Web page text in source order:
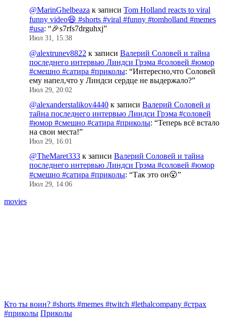
@MarinGhelbeaza к записи Tom Holland reacts to viral
funny video😆 #shorts #viral #funny #tomholland #memes
#usa: “🎉s7rfs7drguhxj”
Июл 31, 15:38
@alextrunev8822 к записи Валерий Соловей и тайна
последнего интервью Линдси Грэма #соловей #юмор
#смешно #сатира #приколы: “Интересно,что Соловей
ему напел,что у Линдси сердце не выдержало?”
Июл 29, 20:02
@alexanderstalikov4440 к записи Валерий Соловей и
тайна последнего интервью Линдси Грэма #соловей
#юмор #смешно #сатира #приколы: “Теперь всё встало
на свои места!”
Июл 29, 16:01
@TheMaret333 к записи Валерий Соловей и тайна
последнего интервью Линдси Грэма #соловей #юмор
#смешно #сатира #приколы: “Так это он😮”
Июл 29, 14:06
movies
Кто ты воин? #shorts #memes #twitch #lethalcompany #страх
#приколы Приколы